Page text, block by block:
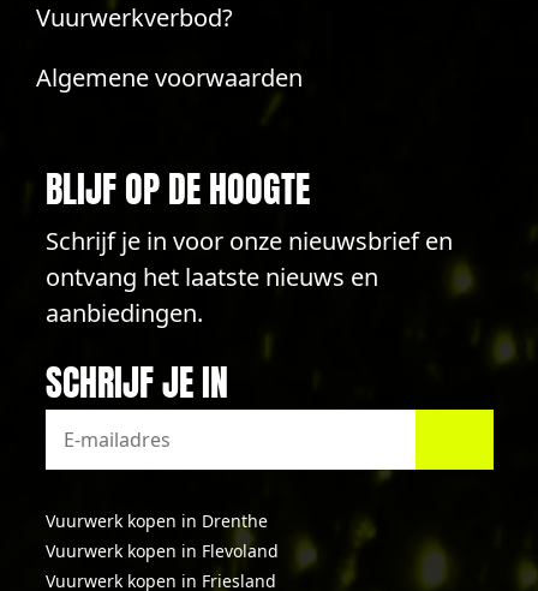
Vuurwerkverbod?
Algemene voorwaarden
BLIJF OP DE HOOGTE
Schrijf je in voor onze nieuwsbrief en
ontvang het laatste nieuws en
aanbiedingen.
SCHRIJF JE IN
Vuurwerk kopen in Drenthe
Vuurwerk kopen in Flevoland
Vuurwerk kopen in Friesland